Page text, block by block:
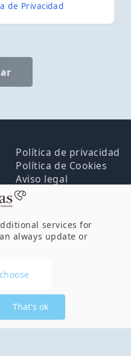
de Privacidad
Política de privacidad
Política de Cookies
Aviso legal
derechos reservados.
services for
always update or
That's ok